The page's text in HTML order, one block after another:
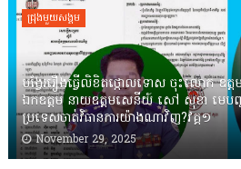
ជ្រុងមួយសង្គម
បង្វែររឿងធ្វើលិខិតថ្កោលទោស ចុះលោក ឧត្
ឯកឧត្តម នាយឧត្តមសេនីយ៍ សៅ សុខា មេបញ្ជា
ប្រទេសចាត់វិធានការយ៉ាងណាវិញ?វគ្គ១
November 29, 2025